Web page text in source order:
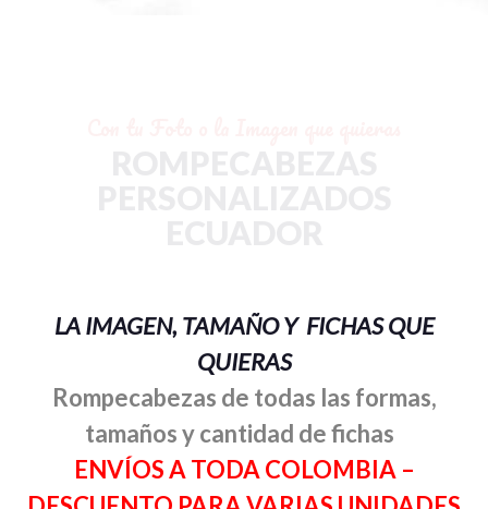
LA IMAGEN, TAMAÑO Y FICHAS QUE
QUIERAS
Rompecabezas de todas las formas,
tamaños y cantidad de fichas
ENVÍOS A TODA COLOMBIA –